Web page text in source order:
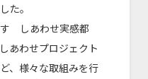
た。
しあわせ実感都
あわせプロジェクト
、様々な取組みを行